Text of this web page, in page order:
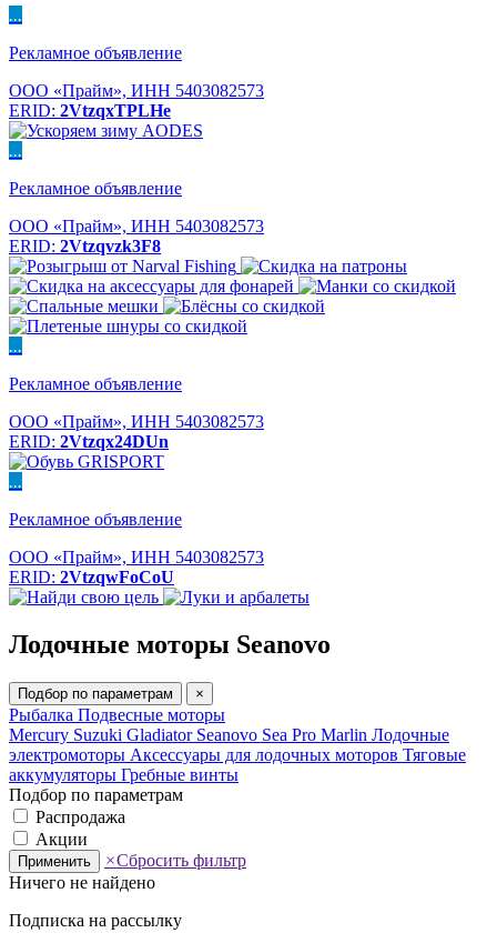
...
Рекламное объявление
ООО «Прайм», ИНН 5403082573
ERID: 2VtzqxTPLHe
...
Рекламное объявление
ООО «Прайм», ИНН 5403082573
ERID: 2Vtzqvzk3F8
...
Рекламное объявление
ООО «Прайм», ИНН 5403082573
ERID: 2Vtzqx24DUn
...
Рекламное объявление
ООО «Прайм», ИНН 5403082573
ERID: 2VtzqwFoCoU
Лодочные моторы Seanovo
Подбор по параметрам ×
Рыбалка Подвесные моторы
Mercury Suzuki Gladiator Seanovo Sea Pro Marlin Лодочные
электромоторы Аксессуары для лодочных моторов Тяговые
аккумуляторы Гребные винты
Подбор по параметрам
Распродажа
Акции
Применить ×Сбросить фильтр
Ничего не найдено
Подписка на рассылку